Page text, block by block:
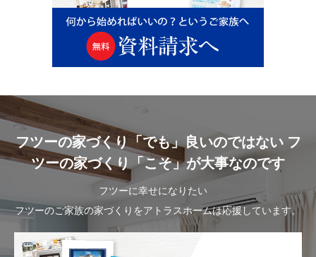
フツーの家づくり「でも」良いのではない フ
ツーの家づくり「こそ」が大事なのです
フツーに幸せになりたい
フツーのご家族の家づくりをアトラスホームは応援しています。